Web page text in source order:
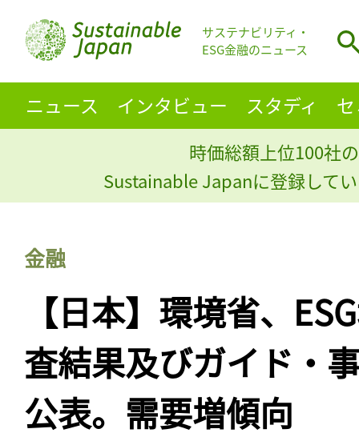
サステナビリティ・
ESG金融のニュース
ニュース インタビュー スタディ
時価総額上位100社
Sustainable Japanに登録して
金融
【日本】環境省、
査結果及びガイド・
公表。需要増傾向